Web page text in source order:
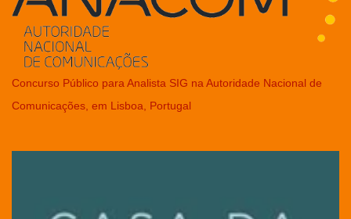
Concurso Público para Analista SIG na Autoridade Nacional de
Comunicações, em Lisboa, Portugal